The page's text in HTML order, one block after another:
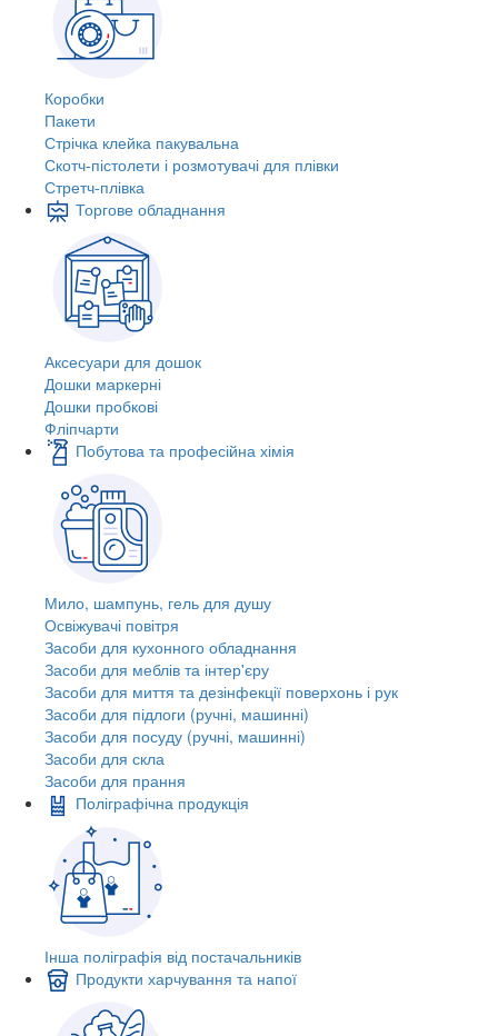
Коробки
Пакети
Стрічка клейка пакувальна
Скотч-пістолети і розмотувачі для плівки
Стретч-плівка
Торгове обладнання
Аксесуари для дошок
Дошки маркерні
Дошки пробкові
Фліпчарти
Побутова та професійна хімія
Мило, шампунь, гель для душу
Освіжувачі повітря
Засоби для кухонного обладнання
Засоби для меблів та інтер'єру
Засоби для миття та дезінфекції поверхонь і рук
Засоби для підлоги (ручні, машинні)
Засоби для посуду (ручні, машинні)
Засоби для скла
Засоби для прання
Поліграфічна продукція
Інша поліграфія від постачальників
Продукти харчування та напої